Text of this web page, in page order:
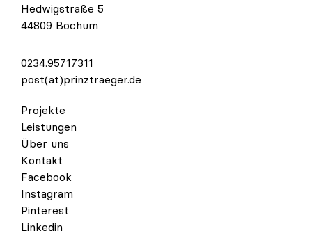
Hedwigstraße 5
44809 Bochum
0234.95717311
post(at)prinztraeger.de
Projekte
Leistungen
Über uns
Kontakt
Facebook
Instagram
Pinterest
Linkedin